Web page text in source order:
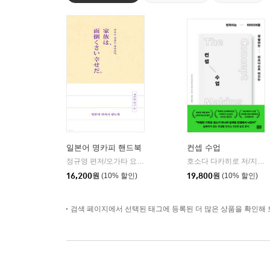
일본어 명카피 핸드북
정규영 편저/오가타 요시히로 감수
길벗이지톡
16,200원 (10% 할인)
컨셉 수업
호소다 다카히로 저/지소연,권희주 역
19,800원 (10% 할인)
검색 페이지에서 선택된 태그에 등록된 더 많은 상품을 확인해